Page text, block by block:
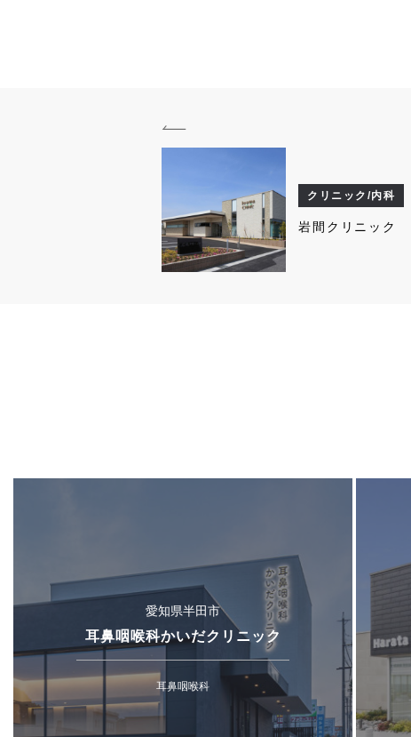
クリニック/内科
岩間クリニック
愛知県半田市
耳鼻咽喉科かいだクリニック
耳鼻咽喉科